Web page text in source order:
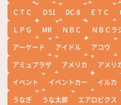
ＣＴＣ
Ｄ51 DC-8 ＥＴＣ
ＬＰＧ
MR ＮＢＣ ＮＢＣラ
アーケード
アイドル アコウ
アミュプラザ
アメリカ アメリ
イベント
イベントカー イルカ
うなぎ
うな太郎 エアロビクス